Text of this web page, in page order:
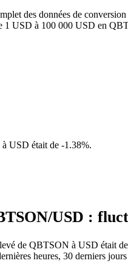
des données de
1 USD à 100 000 USD en
USD était de -1.38%.
USD :
de QBTSON à USD était
heures, 30 derniers